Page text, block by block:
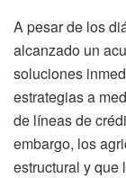
A pesar de los
alcanzado un
soluciones
estrategias a
de líneas de
embargo, los
estructural y que